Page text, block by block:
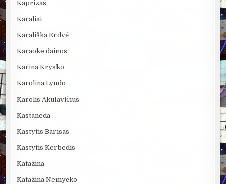
Kaprizas
Karaliai
Karališka Erdvė
Karaoke dainos
Karina Krysko
Karolina Lyndo
Karolis Akulavičius
Kastaneda
Kastytis Barisas
Kastytis Kerbedis
Katažina
Katažina Nemycko